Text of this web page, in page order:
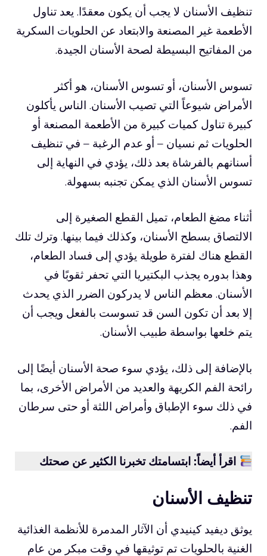
تنظيف الأسنان لا يجب أن يكون معقدًا. يعد تناول
الأطعمة غير المصنعة والابتعاد عن الحلويات السكرية
من المفاتيح البسيطة لصحة الأسنان الجيدة.
تسوس الأسنان، أو تسوس الأسنان، هو أكثر
الأمراض شيوعاً التي تصيب الأسنان. الناس يأكلون
كبيرة تناول كميات كبيرة من الأطعمة المصنعة أو
الحلويات ثم نسيان – أو عدم الرغبة – في تنظيف
أسنانهم بالفرشاة بعد ذلك، يؤدي في النهاية إلى
تسوس الأسنان الذي يمكن تجنبه بسهولة.
أثناء مضغ الطعام، تميل القطع الصغيرة إلى
الالتصاق بسطح الأسنان، وكذلك فيما بينها. وترك تلك
القطع هناك لفترة طويلة يؤدي إلى فساد الطعام،
وهذا بدوره يجذب البكتيريا التي تحفر ثقوبًا في
الأسنان. معظم الناس لا يدركون الضرر الذي يحدث
إلا بعد أن تكون السن قد تسوست بالفعل ويجب أن
يتم خلعها بواسطة طبيب الأسنان.
بالإضافة إلى ذلك، يؤدي سوء صحة الأسنان أيضًا إلى
رائحة الفم الكريهة والعديد من الأمراض الأخرى، بما
في ذلك سوء الإطباق وأمراض اللثة أو حتى سرطان
الفم.
اقرأ أيضاً: ابتسامتك تخبرنا الكثير عن صحتك
تنظيف الأسنان
يوثق ديفيد كينيدي أن الآثار المدمرة للأنظمة الغذائية
الغنية بالحلويات تم توثيقها في وقت مبكر من عام